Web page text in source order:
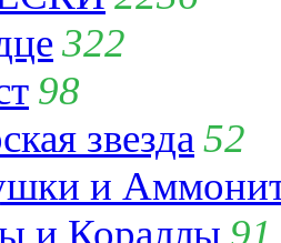
322
98
звезда 52
и
и Кораллы 91